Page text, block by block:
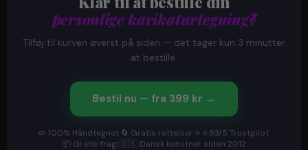
personlige karikaturtegning?
Tilføj til kurven øverst på siden — det tager kun 3 minutter
at bestille.
Bestil nu — fra 399 kr →
✏️ 100% Håndtegnet 🔄 Gratis rettelser ⭐ 4.93/5 Trustpilot
📦 Gratis fragt 🇩🇰 Dansk kunstner siden 2012